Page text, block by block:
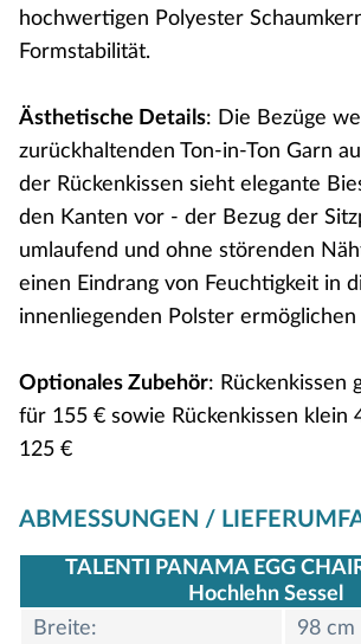
hochwertigen Polyester
Formstabilität.
Ästhetische Details: Die Bezüge
zurückhaltenden Ton-in-Ton Garn
der Rückenkissen sieht elegante
den Kanten vor - der Bezug der
umlaufend und ohne störenden
einen Eindrang von Feuchtigkeit in
innenliegenden Polster
Optionales Zubehör: Rückenkissen
für 155 € sowie Rückenkissen klein
125 €
ABMESSUNGEN /
TALENTI PANAMA EGG
Hochlehn Sessel
Breite:
98 cm